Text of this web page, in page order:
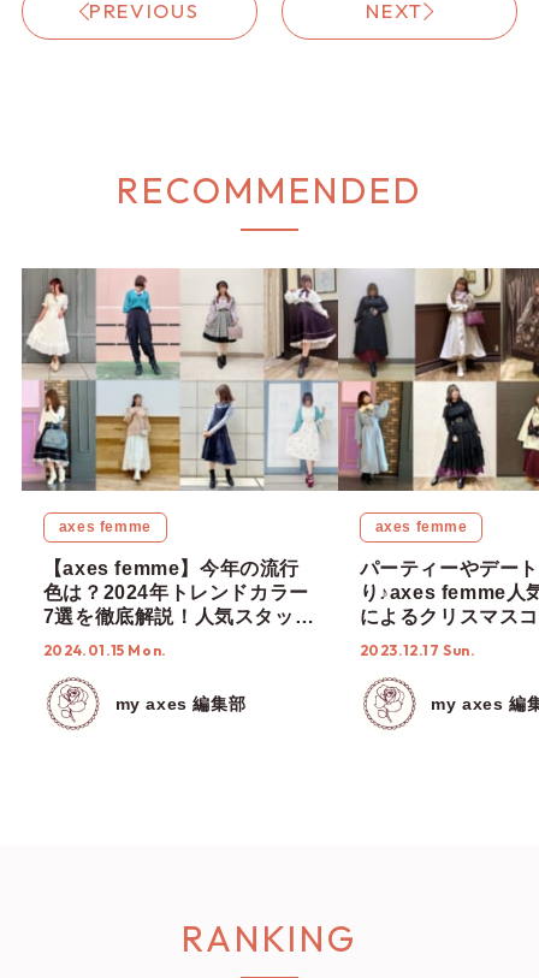
PREVIOUS NEXT
RECOMMENDED
axes femme
【axes femme】今年の流行
色は？2024年トレンドカラー
7選を徹底解説！人気スタッフ
の14styleでまとめてご紹介♡
2024.01.15 Mon.
my axes 編集部
axes femme
パーティーやデー
り♪axes femme人
によるクリスマス
のご紹介！
2023.12.17 Sun.
my axes 編
RANKING